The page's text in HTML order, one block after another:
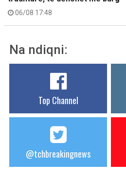
06/08 17:48
Na ndiqni:
Top Channel
@tchbreakingnews